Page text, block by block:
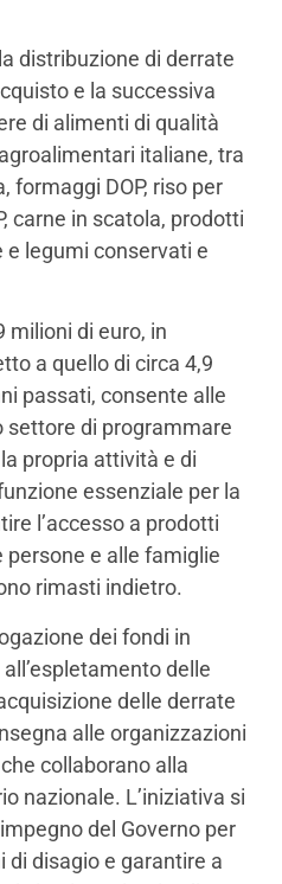
distribuzione di derrate
e la successiva
di alimenti di qualità
italiane, tra
formaggi DOP, riso per
carne in scatola, prodotti
e legumi conservati e
milioni di euro, in
a quello di circa 4,9
passati, consente alle
settore di programmare
propria attività e di
essenziale per la
l’accesso a prodotti
e alle famiglie
rimasti indietro.
dei fondi in
delle
delle derrate
alle organizzazioni
collaborano alla
nazionale. L’iniziativa si
del Governo per
disagio e garantire a